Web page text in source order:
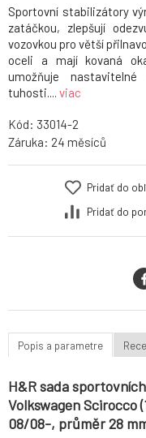
Sportovní stabilizátory
zatáčkou, zlepšují
vozovkou pro větší
oceli a mají kovaná
umožňuje
tuhosti.... viac
Kód: 33014-2
Záruka: 24
Pridať do
Pridať do
Popis a parametre
H&R sada
Volkswagen Scirocco
08/08-, průměr 28